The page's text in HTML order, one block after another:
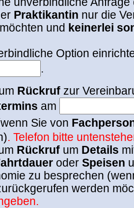
Praktikantin nur die
und keinerlei
Option
.
Rückruf zur
am
Sie von
. Telefon bitte
Rückruf um Details
oder Speisen
zu besprechen
werden